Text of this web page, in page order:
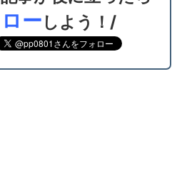
ー しよう！/